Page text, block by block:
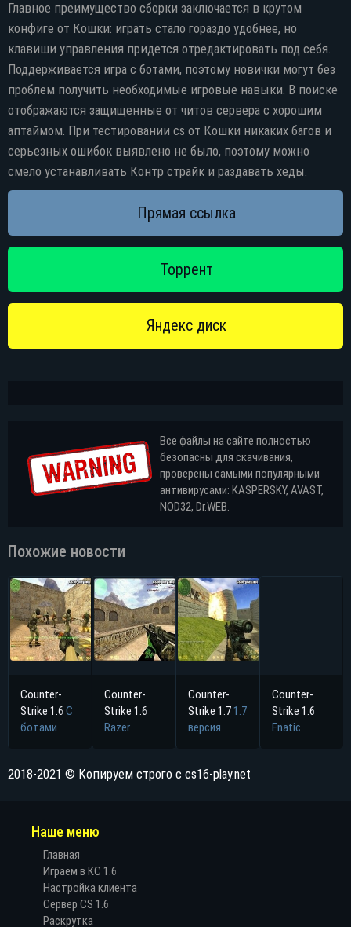
Главное преимущество сборки заключается в крутом
конфиге от Кошки: играть стало гораздо удобнее, но
клавиши управления придется отредактировать под себя.
Поддерживается игра с ботами, поэтому новички могут без
проблем получить необходимые игровые навыки. В поиске
отображаются защищенные от читов сервера с хорошим
аптаймом. При тестировании cs от Кошки никаких багов и
серьезных ошибок выявлено не было, поэтому можно
смело устанавливать Контр страйк и раздавать хеды.
Все файлы на сайте полностью
безопасны для скачивания,
проверены самыми популярными
антивирусами: KASPERSKY, AVAST,
NOD32, Dr.WEB.
Похожие новости
Counter-
Strike 1.6 С
ботами
Counter-
Strike 1.6
Razer
Counter-
Strike 1.71.7
версия
Counter-
Strike 1.6
Fnatic
2018-2021 © Копируем строго с cs16-play.net
Наше меню
Главная
Играем в КС 1.6
Настройка клиента
Сервер CS 1.6
Раскрутка